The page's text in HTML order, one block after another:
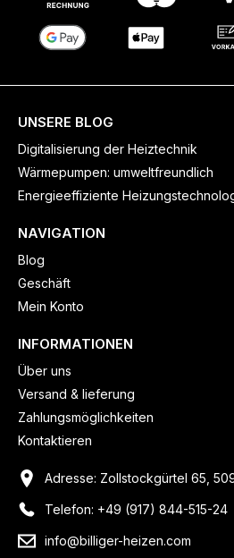
UNSERE BLOG
Digitalisierung der Heiztechnik
Wärmepumpen: umweltfreundlich
Energieeffiziente
NAVIGATION
Blog
Geschäft
Mein Konto
INFORMATIONEN
Über uns
Versand & lieferung
Zahlungsmöglichkeiten
Kontaktieren
Adresse: Zollstockgürtel 65,
Telefon: +49 (917) 844-515-24
info@billiger-heizen.com